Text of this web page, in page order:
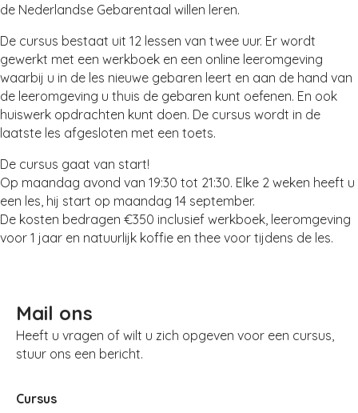
de Nederlandse Gebarentaal willen leren.
De cursus bestaat uit 12 lessen van twee uur. Er wordt
gewerkt met een werkboek en een online leeromgeving
waarbij u in de les nieuwe gebaren leert en aan de hand van
de leeromgeving u thuis de gebaren kunt oefenen. En ook
huiswerk opdrachten kunt doen. De cursus wordt in de
laatste les afgesloten met een toets.
De cursus gaat van start!
Op maandag avond van 19:30 tot 21:30. Elke 2 weken heeft u
een les, hij start op maandag 14 september.
De kosten bedragen €350 inclusief werkboek, leeromgeving
voor 1 jaar en natuurlijk koffie en thee voor tijdens de les.
Mail ons
Heeft u vragen of wilt u zich opgeven voor een cursus,
stuur ons een bericht.
Cursus